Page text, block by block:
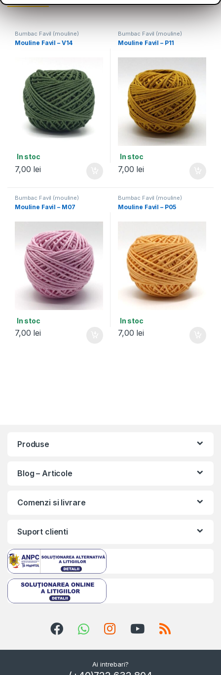
Bumbac Favil (mouline)
Mouline Favil – V14
In stoc
7,00 lei
Bumbac Favil (mouline)
Mouline Favil – P11
In stoc
7,00 lei
Bumbac Favil (mouline)
Mouline Favil – M07
In stoc
7,00 lei
Bumbac Favil (mouline)
Mouline Favil – P05
In stoc
7,00 lei
Produse
Blog – Articole
Comenzi si livrare
Suport clienti
Ai intrebari?